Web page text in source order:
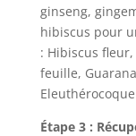
ginseng,
hibiscus pour
: Hibiscus
feuille,
Étape 3 :